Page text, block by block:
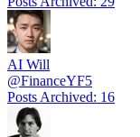
AI Will
@FinanceYF5
Posts Archived: 16